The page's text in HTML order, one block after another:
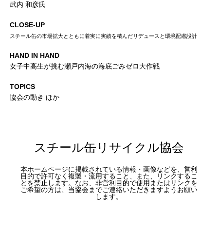
武内 和彦氏
CLOSE-UP
スチール缶の市場拡大とともに着実に実績を積んだリデュースと環境配慮設計
HAND IN HAND
女子中高生が挑む瀬戸内海の海底ごみゼロ大作戦
TOPICS
協会の動き ほか
スチール缶リサイクル協会
本ホームページに掲載されている情報・画像などを、営利
目的で許可なく複製・流用すること、また、リンクするこ
とを禁止します。なお、非営利目的で使用またはリンクを
ご希望の方は、当協会までご連絡いただきますようお願い
します。